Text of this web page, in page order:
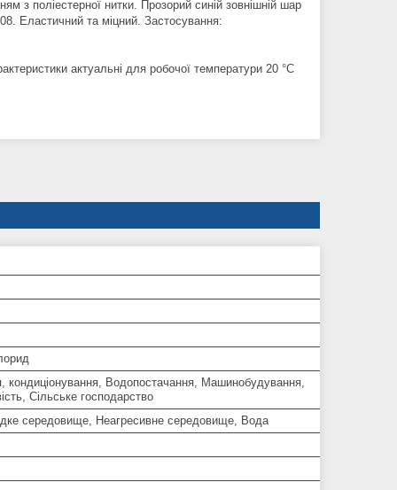
з поліестерної нитки. Прозорий синій зовнішній шар
Еластичний та міцний. Застосування:
актуальні для робочої температури 20 °С
кондиціонування, Водопостачання, Машинобудування,
Сільське господарство
середовище, Неагресивне середовище, Вода